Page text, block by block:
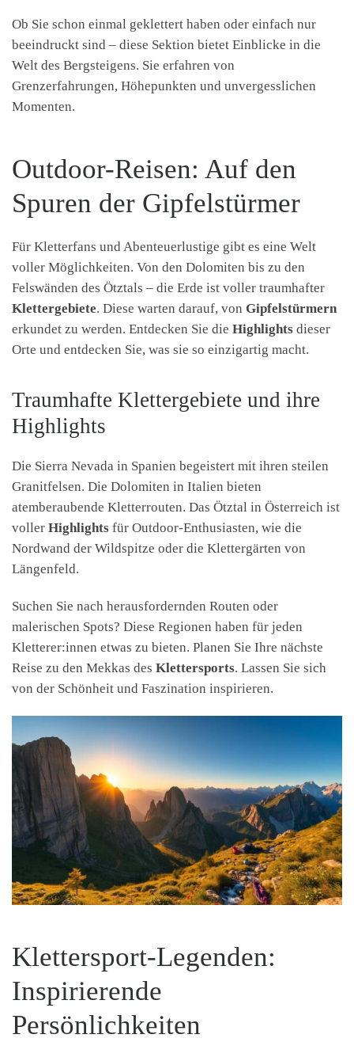
Ob Sie schon einmal geklettert haben oder einfach nur
beeindruckt sind – diese Sektion bietet Einblicke in die
Welt des Bergsteigens. Sie erfahren von
Grenzerfahrungen, Höhepunkten und unvergesslichen
Momenten.
Outdoor-Reisen: Auf den
Spuren der Gipfelstürmer
Für Kletterfans und Abenteuerlustige gibt es eine Welt
voller Möglichkeiten. Von den Dolomiten bis zu den
Felswänden des Ötztals – die Erde ist voller traumhafter
Klettergebiete. Diese warten darauf, von Gipfelstürmern
erkundet zu werden. Entdecken Sie die Highlights dieser
Orte und entdecken Sie, was sie so einzigartig macht.
Traumhafte Klettergebiete und ihre
Highlights
Die Sierra Nevada in Spanien begeistert mit ihren steilen
Granitfelsen. Die Dolomiten in Italien bieten
atemberaubende Kletterrouten. Das Ötztal in Österreich ist
voller Highlights für Outdoor-Enthusiasten, wie die
Nordwand der Wildspitze oder die Klettergärten von
Längenfeld.
Suchen Sie nach herausfordernden Routen oder
malerischen Spots? Diese Regionen haben für jeden
Kletterer:innen etwas zu bieten. Planen Sie Ihre nächste
Reise zu den Mekkas des Klettersports. Lassen Sie sich
von der Schönheit und Faszination inspirieren.
Klettersport-Legenden:
Inspirierende
Persönlichkeiten